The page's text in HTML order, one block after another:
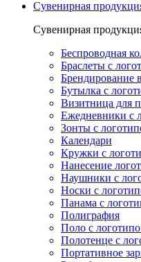
Сувенирная
Сувенирная
Беспроводная
Браслеты с
Брендирование
Бутылка с
Визитница для
Ежедневники с
Зонты с
Календари
Кружки с
Нанесение
Наушники с
Носки с
Панама с
Полиграфия
Поло с
Полотенце с
Портативное